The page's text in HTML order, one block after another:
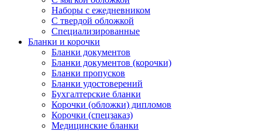
Наборы с ежедневником
С твердой обложкой
Специализированные
Бланки и корочки
Бланки документов
Бланки документов (корочки)
Бланки пропусков
Бланки удостоверений
Бухгалтерские бланки
Корочки (обложки) дипломов
Корочки (спецзаказ)
Медицинские бланки